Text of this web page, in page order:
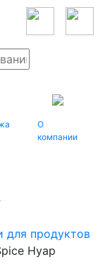
О
компании
для продуктов
Нуар